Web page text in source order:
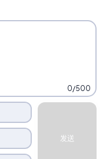
0/500
发送